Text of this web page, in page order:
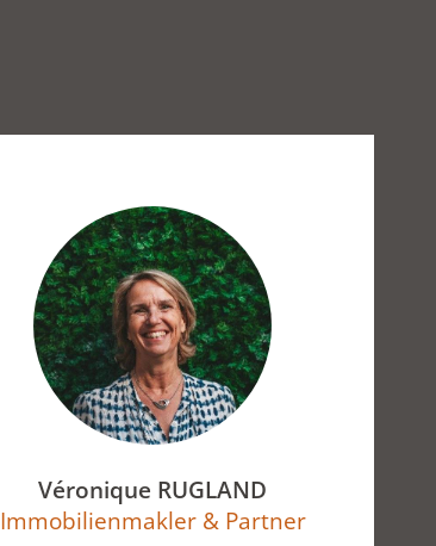
Véronique RUGLAND
Immobilienmakler & Partner